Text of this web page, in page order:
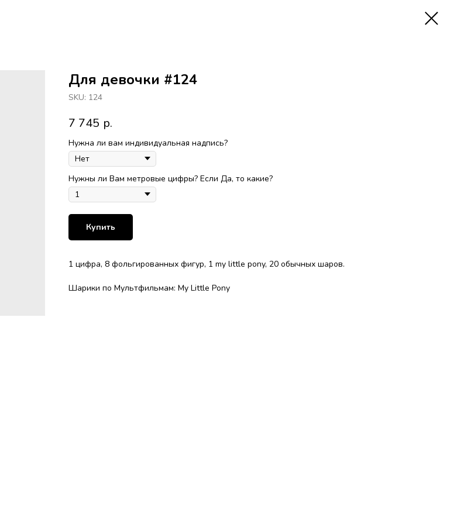
Для девочки #124
SKU: 124
7 745 р.
Нужна ли вам индивидуальная надпись?
Нужны ли Вам метровые цифры? Если Да, то какие?
Купить
1 цифра, 8 фольгированных фигур, 1 my little pony, 20 обычных шаров.
Шарики по Мультфильмам: My Little Pony